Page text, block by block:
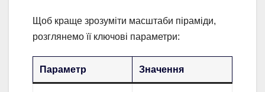
Щоб краще зрозуміти масштаби піраміди,
розглянемо її ключові параметри:
Параметр Значення